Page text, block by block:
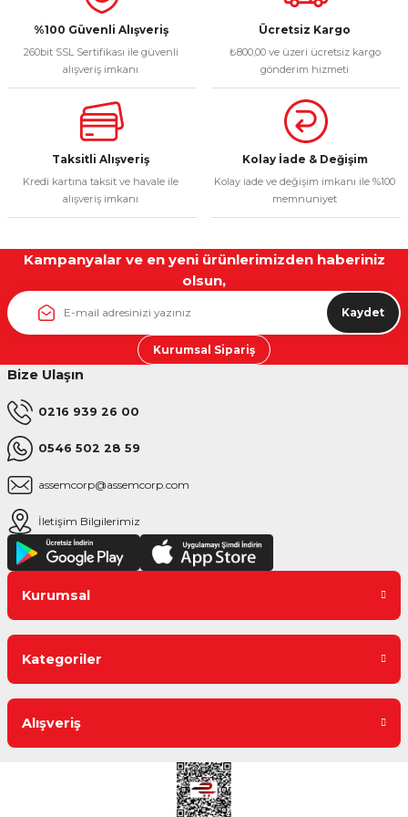
Ürün fiyatı diğer sitelerden daha pahalı.
Bu ürüne benzer farklı alternatifler olmalı.
%100 Güvenli Alışveriş
260bit SSL Sertifikası ile güvenli
alışveriş imkanı
Ücretsiz Kargo
₺800,00 ve üzeri ücretsiz kargo
gönderim hizmeti
Taksitli Alışveriş
Kredi kartına taksit ve havale ile
alışveriş imkanı
Kolay İade & Değişim
Kolay iade ve değişim imkanı ile %100
memnuniyet
Kampanyalar ve en yeni ürünlerimizden haberiniz
olsun,
Kaydet
Kurumsal Sipariş
Bize Ulaşın
0216 939 26 00
0546 502 28 59
assemcorp@assemcorp.com
İletişim Bilgilerimiz
Kurumsal
Kategoriler
Alışveriş